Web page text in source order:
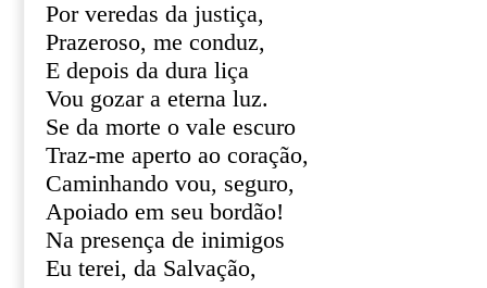
Por veredas da justiça,
Prazeroso, me conduz,
E depois da dura liça
Vou gozar a eterna luz.
Se da morte o vale escuro
Traz-me aperto ao coração,
Caminhando vou, seguro,
Apoiado em seu bordão!
Na presença de inimigos
Eu terei, da Salvação,